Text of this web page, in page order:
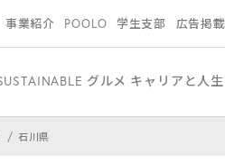
事業紹介 POOLO 学生支部 広告掲
グルメ キャリアと人生
石川県